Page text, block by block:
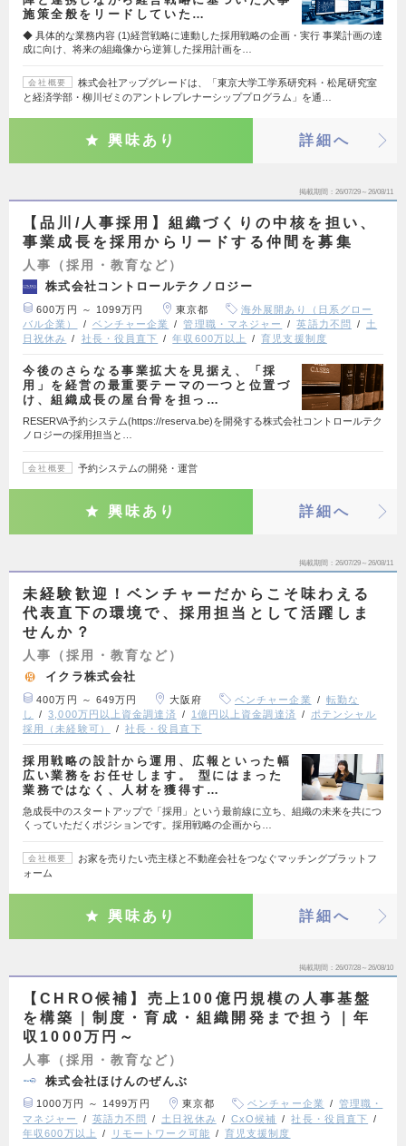
施策全般をリードしていた…
◆ 具体的な業務内容 (1)経営戦略に連動した採用戦略の企画・実行 事業計画の達
成に向け、将来の組織像から逆算した採用計画を…
会社概要
株式会社アップグレードは、「東京大学工学系研究科・松尾研究室
と経済学部・柳川ゼミのアントレプレナーシッププログラム」を通…
興味あり 詳細へ
掲載期間 26/07/29～26/08/11
【品川/人事採用】組織づくりの中核を担い、
事業成長を採用からリードする仲間を募集
人事（採用・教育など）
株式会社コントロールテクノロジー
600万円 ～ 1099万円 東京都
海外展開あり（日系グロー
バル企業）
ベンチャー企業 管理職・マネジャー 英語力不問
土
日祝休み
社長・役員直下 年収600万以上 育児支援制度
今後のさらなる事業拡大を見据え、「採
用」を経営の最重要テーマの一つと位置づ
け、組織成長の屋台骨を担っ…
RESERVA予約システム(https://reserva.be)を開発する株式会社コントロールテク
ノロジーの採用担当と…
会社概要 予約システムの開発・運営
興味あり 詳細へ
掲載期間 26/07/29～26/08/11
未経験歓迎！ベンチャーだからこそ味わえる
代表直下の環境で、採用担当として活躍しま
せんか？
人事（採用・教育など）
イクラ株式会社
400万円 ～ 649万円 大阪府 ベンチャー企業
転勤な
し
3,000万円以上資金調達済 1億円以上資金調達済
ポテンシャル
採用（未経験可）
社長・役員直下
採用戦略の設計から運用、広報といった幅
広い業務をお任せします。 型にはまった
業務ではなく、人材を獲得す…
急成長中のスタートアップで「採用」という最前線に立ち、組織の未来を共につ
くっていただくポジションです。採用戦略の企画から…
会社概要
お家を売りたい売主様と不動産会社をつなぐマッチングプラットフ
ォーム
興味あり 詳細へ
掲載期間 26/07/28～26/08/10
【CHRO候補】売上100億円規模の人事基盤
を構築｜制度・育成・組織開発まで担う｜年
収1000万円～
人事（採用・教育など）
株式会社ほけんのぜんぶ
1000万円 ～ 1499万円 東京都 ベンチャー企業
管理職・
マネジャー
英語力不問 土日祝休み CxO候補
社長・役員直下
年収600万以上
リモートワーク可能 育児支援制度